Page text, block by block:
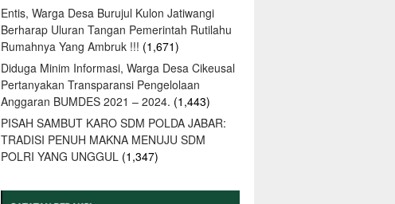
Entis, Warga Desa Burujul Kulon Jatiwangi
Berharap Uluran Tangan Pemerintah Rutilahu
Rumahnya Yang Ambruk !!! (1,671)
Diduga Minim Informasi, Warga Desa Cikeusal
Pertanyakan Transparansi Pengelolaan
Anggaran BUMDES 2021 – 2024. (1,443)
PISAH SAMBUT KARO SDM POLDA JABAR:
TRADISI PENUH MAKNA MENUJU SDM
POLRI YANG UNGGUL (1,347)